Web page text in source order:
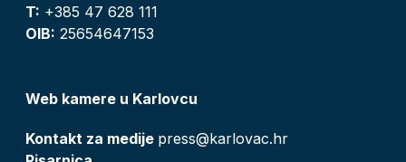
T: +385 47 628 111
OIB: 25654647153
Web kamere u Karlovcu
Kontakt za medije press@karlovac.hr